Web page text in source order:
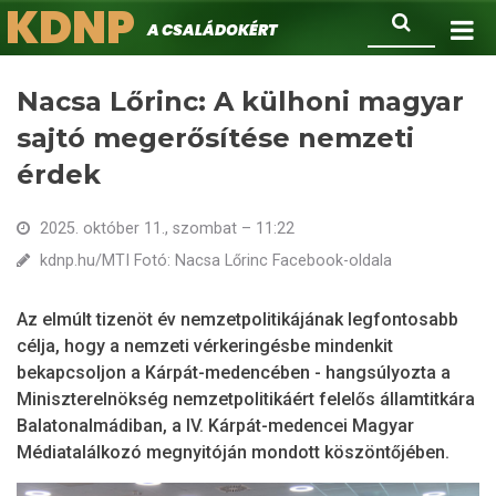
Ugrás
a
Keresés
KDNPA családokért.
Nacsa Lőrinc: A külhoni magyar
sajtó megerősítése nemzeti
érdek
2025. október 11., szombat – 11:22
kdnp.hu/MTI Fotó: Nacsa Lőrinc Facebook-oldala
Az elmúlt tizenöt év nemzetpolitikájának legfontosabb
célja, hogy a nemzeti vérkeringésbe mindenkit
bekapcsoljon a Kárpát-medencében - hangsúlyozta a
Miniszterelnökség nemzetpolitikáért felelős államtitkára
Balatonalmádiban, a IV. Kárpát-medencei Magyar
Médiatalálkozó megnyitóján mondott köszöntőjében.